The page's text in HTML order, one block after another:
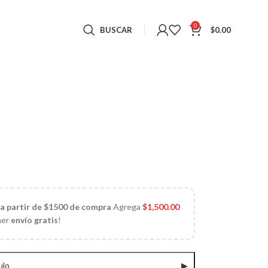
BUSCAR 0 $0.00
partir de $1500 de compra Agrega$1,500.00
envío gratis!
▶